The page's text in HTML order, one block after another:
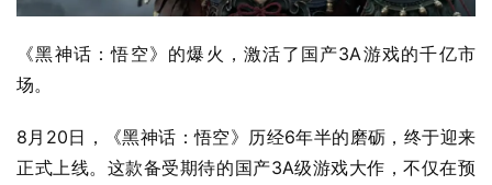
《黑神话：悟空》的爆火，激活了国产3A游戏的千亿市
场。
8月20日，《黑神话：悟空》历经6年半的磨砺，终于迎来
正式上线。这款备受期待的国产3A级游戏大作，不仅在预